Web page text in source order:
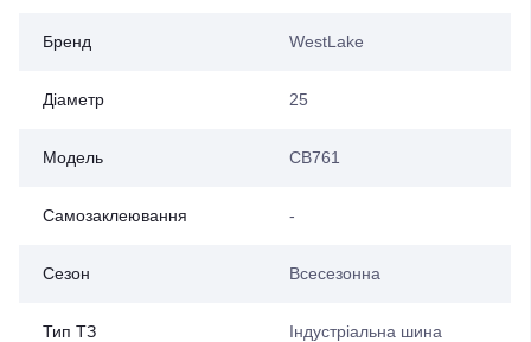
Бренд WestLake
Діаметр 25
Модель CB761
Самозаклеювання -
Сезон Всесезонна
Тип ТЗ Індустріальна шина